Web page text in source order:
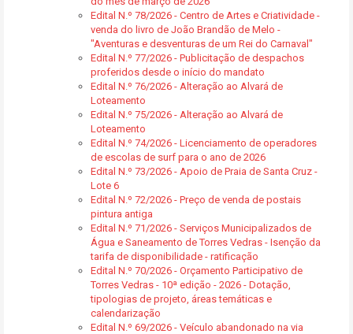
Edital N.º 78/2026 - Centro de Artes e Criatividade -
venda do livro de João Brandão de Melo -
"Aventuras e desventuras de um Rei do Carnaval"
Edital N.º 77/2026 - Publicitação de despachos
proferidos desde o início do mandato
Edital N.º 76/2026 - Alteração ao Alvará de
Loteamento
Edital N.º 75/2026 - Alteração ao Alvará de
Loteamento
Edital N.º 74/2026 - Licenciamento de operadores
de escolas de surf para o ano de 2026
Edital N.º 73/2026 - Apoio de Praia de Santa Cruz -
Lote 6
Edital N.º 72/2026 - Preço de venda de postais
pintura antiga
Edital N.º 71/2026 - Serviços Municipalizados de
Água e Saneamento de Torres Vedras - Isenção da
tarifa de disponibilidade - ratificação
Edital N.º 70/2026 - Orçamento Participativo de
Torres Vedras - 10ª edição - 2026 - Dotação,
tipologias de projeto, áreas temáticas e
calendarização
Edital N.º 69/2026 - Veículo abandonado na via